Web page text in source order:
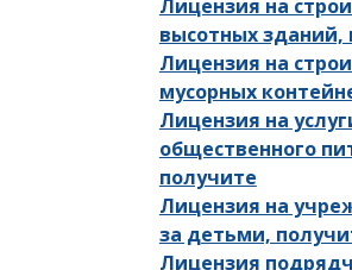
Лицензия на
высотных зданий,
Лицензия на
мусорных
Лицензия на
общественного
получите
Лицензия на
за детьми,
Лицензия